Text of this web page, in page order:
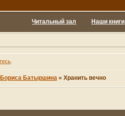
Читальный зал Наши книги
.
Батыршина » Хранить вечно